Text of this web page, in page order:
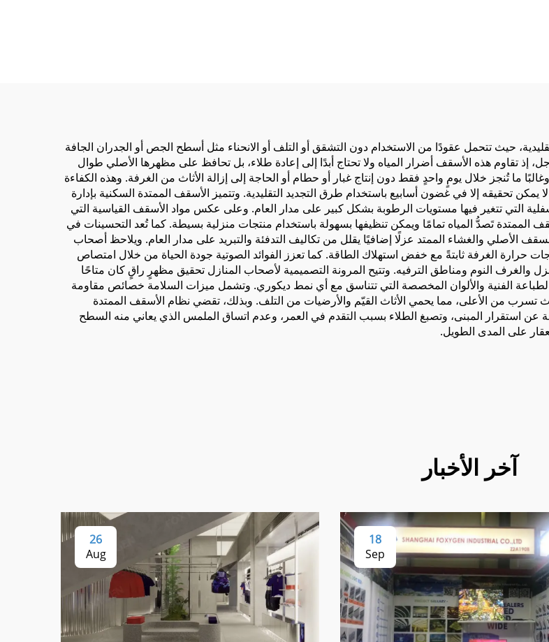
حيث تتحمل عقودًا من الاستخدام دون التشقق أو التلف أو الانحناء مثل أسطح الجص أو الجدران الجافة
إذ تقاوم هذه الأسقف أضرار المياه ولا تحتاج أبدًا إلى إعادة طلاء، بل تحافظ على مظهرها الأصلي طوال
ما تُنجز خلال يومٍ واحدٍ فقط دون إنتاج غبار أو حطام أو الحاجة إلى إزالة الأثاث من الغرفة. وهذه الكفاءة
تحقيقه إلا في غضون أسابيع باستخدام طرق التجديد التقليدية. وتتميز الأسقف الممتدة السكنية بإدارة
التي تتغير فيها مستويات الرطوبة بشكل كبير على مدار العام. وعلى عكس مواد الأسقف القياسية التي
تَصدُّ المياه تمامًا ويمكن تنظيفها بسهولة باستخدام منتجات منزلية بسيطة. كما تُعد التحسينات في
الأصلي والغشاء الممتد عزلًا إضافيًا يقلل من تكاليف التدفئة والتبريد على مدار العام. ويلاحظ أصحاب
الغرفة ثابتةً مع خفض استهلاك الطاقة. كما تعزز الفوائد الصوتية جودة الحياة من خلال امتصاص
والغرف النوم ومناطق الترفيه. وتتيح المرونة التصميمية لأصحاب المنازل تحقيق مظهرٍ راقٍ كان متاحًا
الفنية والألوان المخصصة التي تتناسق مع أي نمط ديكوري. وتشمل ميزات السلامة خصائص مقاومة
من الأعلى، مما يحمي الأثاث القيّم والأرضيات من التلف. وبذلك، تقضي نظام الأسقف الممتدة
عن استقرار المبنى، وتصبغ الطلاء بسبب التقدم في العمر، وعدم اتساق الملمس الذي يعاني منه السطح
على المدى الطويل.
آخر الأخبار
18
Sep
26
Aug